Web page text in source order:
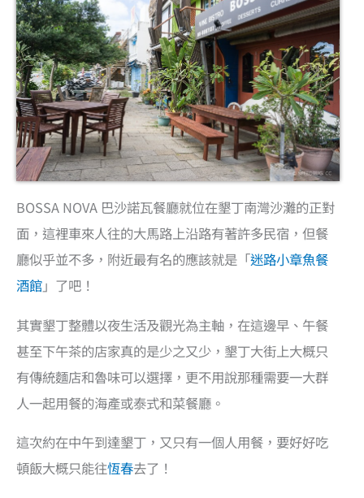
BOSSA NOVA 巴沙諾瓦餐廳就位在墾丁南灣沙灘的正對
面，這裡車來人往的大馬路上沿路有著許多民宿，但餐
廳似乎並不多，附近最有名的應該就是「迷路小章魚餐
酒館」了吧！
其實墾丁整體以夜生活及觀光為主軸，在這邊早、午餐
甚至下午茶的店家真的是少之又少，墾丁大街上大概只
有傳統麵店和魯味可以選擇，更不用說那種需要一大群
人一起用餐的海產或泰式和菜餐廳。
這次約在中午到達墾丁，又只有一個人用餐，要好好吃
頓飯大概只能往恆春去了！